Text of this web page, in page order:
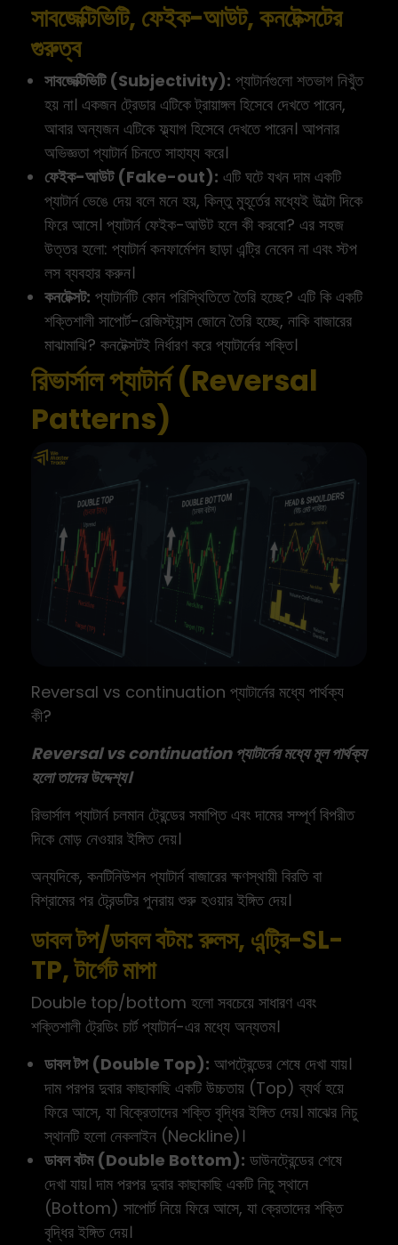
সাবজেক্টিভিটি, ফেইক-আউট, কনটেক্সটের
গুরুত্ব
সাবজেক্টিভিটি (Subjectivity): প্যাটার্নগুলো শতভাগ নিখুঁত
হয় না। একজন ট্রেডার এটিকে ট্রায়াঙ্গল হিসেবে দেখতে পারেন,
আবার অন্যজন এটিকে ফ্ল্যাগ হিসেবে দেখতে পারেন। আপনার
অভিজ্ঞতা প্যাটার্ন চিনতে সাহায্য করে।
ফেইক-আউট (Fake-out): এটি ঘটে যখন দাম একটি
প্যাটার্ন ভেঙে দেয় বলে মনে হয়, কিন্তু মুহূর্তের মধ্যেই উল্টো দিকে
ফিরে আসে। প্যাটার্ন ফেইক-আউট হলে কী করবো? এর সহজ
উত্তর হলো: প্যাটার্ন কনফার্মেশন ছাড়া এন্ট্রি নেবেন না এবং স্টপ
লস ব্যবহার করুন।
কনটেক্সট: প্যাটার্নটি কোন পরিস্থিতিতে তৈরি হচ্ছে? এটি কি একটি
শক্তিশালী সাপোর্ট-রেজিস্ট্যান্স জোনে তৈরি হচ্ছে, নাকি বাজারের
মাঝামাঝি? কনটেক্সটই নির্ধারণ করে প্যাটার্নের শক্তি।
রিভার্সাল প্যাটার্ন (Reversal
Patterns)
Reversal vs continuation প্যাটার্নের মধ্যে পার্থক্য
কী?
Reversal vs continuation প্যাটার্নের মধ্যে মূল পার্থক্য
হলো তাদের উদ্দেশ্য।
রিভার্সাল প্যাটার্ন চলমান ট্রেন্ডের সমাপ্তি এবং দামের সম্পূর্ণ বিপরীত
দিকে মোড় নেওয়ার ইঙ্গিত দেয়।
অন্যদিকে, কনটিনিউশন প্যাটার্ন বাজারের ক্ষণস্থায়ী বিরতি বা
বিশ্রামের পর ট্রেন্ডটির পুনরায় শুরু হওয়ার ইঙ্গিত দেয়।
ডাবল টপ/ডাবল বটম: রুলস, এন্ট্রি-SL-
TP, টার্গেট মাপা
Double top/bottom হলো সবচেয়ে সাধারণ এবং
শক্তিশালী ট্রেডিং চার্ট প্যাটার্ন-এর মধ্যে অন্যতম।
ডাবল টপ (Double Top): আপট্রেন্ডের শেষে দেখা যায়।
দাম পরপর দুবার কাছাকাছি একটি উচ্চতায় (Top) ব্যর্থ হয়ে
ফিরে আসে, যা বিক্রেতাদের শক্তি বৃদ্ধির ইঙ্গিত দেয়। মাঝের নিচু
স্থানটি হলো নেকলাইন (Neckline)।
ডাবল বটম (Double Bottom): ডাউনট্রেন্ডের শেষে
দেখা যায়। দাম পরপর দুবার কাছাকাছি একটি নিচু স্থানে
(Bottom) সাপোর্ট নিয়ে ফিরে আসে, যা ক্রেতাদের শক্তি
বৃদ্ধির ইঙ্গিত দেয়।